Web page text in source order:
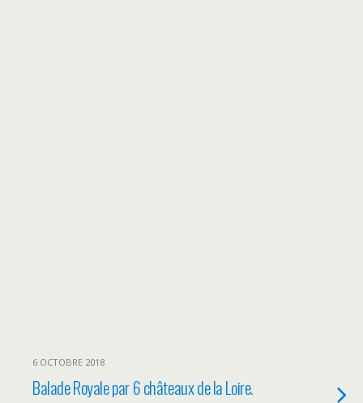
6 OCTOBRE 2018
Balade Royale par 6 châteaux de la Loire.